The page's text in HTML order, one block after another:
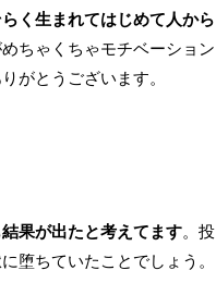
く生まれてはじめて人から
ちゃくちゃモチベーション
がとうございます。
果が出たと考えてます。投
堕ちていたことでしょう。